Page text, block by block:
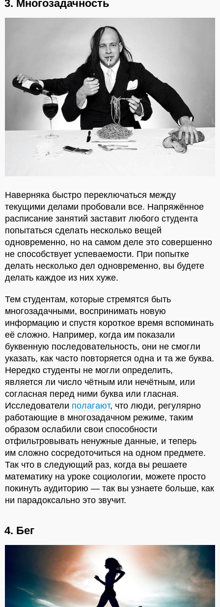
3. Многозадачность
Наверняка быстро переключаться между
текущими делами пробовали все. Напряжённое
расписание занятий заставит любого студента
попытаться сделать несколько вещей
одновременно, но на самом деле это совершенно
не способствует успеваемости. При попытке
делать несколько дел одновременно, вы будете
делать каждое из них хуже.
Тем студентам, которые стремятся быть
многозадачными, воспринимать новую
информацию и спустя короткое время вспоминать
её сложно. Например, когда им показали
буквенную последовательность, они не смогли
указать, как часто повторяется одна и та же буква.
Нередко студенты не могли определить,
является ли число чётным или нечётным, или
согласная перед ними буква или гласная.
Исследователи полагают, что люди, регулярно
работающие в многозадачном режиме, таким
образом ослабили свои способности
отфильтровывать ненужные данные, и теперь
им сложно сосредоточиться на одном предмете.
Так что в следующий раз, когда вы решаете
математику на уроке социологии, можете просто
покинуть аудиторию — так вы узнаете больше, как
ни парадоксально это звучит.
4. Бег